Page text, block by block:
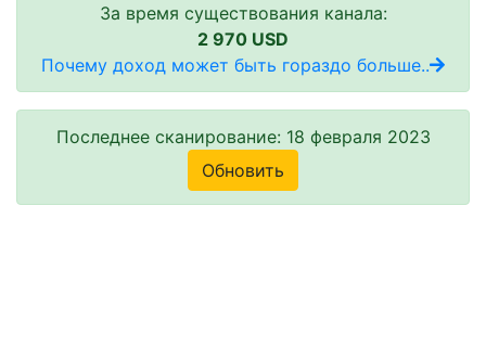
За время существования канала:
2 970 USD
Почему доход может быть гораздо больше..
Последнее сканирование: 18 февраля 2023
Обновить